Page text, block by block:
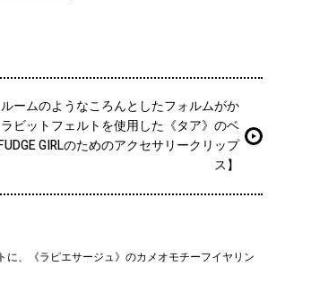
ームのようなころんとしたフォルムがか
ビットフェルトを使用した《タア》のベ
GIRLのためのアクセサリークリップ
ス】
、《ラピエサージュ》のカメオモチーフイヤリン